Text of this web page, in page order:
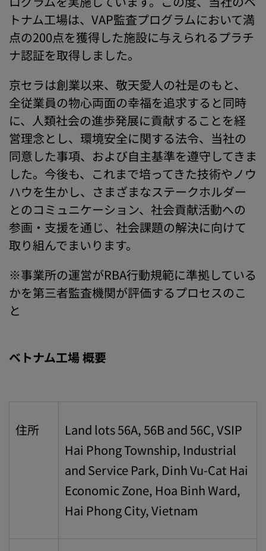
トナム工場は、VAP監査プログラムにおいて満
点の200点を獲得した施設に与えられるプラチ
ナ認証を取得しました。
京セラは創業以来、敬天愛人の社是のもと、
全従業員の物心両面の幸福を追求すると同時
に、人類社会の進歩発展に貢献することを経
営理念とし、環境安全に関する法令、当社の
同意した事項、および自主基準を遵守してきま
した。今後も、これまで培ってきた技術やノウ
ハウを生かし、さまざまなステークホルダー
とのコミュニケーション、社会貢献活動への
参画・支援を通じ、社会課題の解決に向けて
取り組んでまいります。
※事業所の運営がRBA行動規範に準拠している
かを第三者監査機関が評価するプロセスのこ
と
ベトナム工場 概要
住所
Land lots 56A, 56B and 56C, VSIP
Hai Phong Township, Industrial
and Service Park, Dinh Vu-Cat Hai
Economic Zone, Hoa Binh Ward,
Hai Phong City, Vietnam